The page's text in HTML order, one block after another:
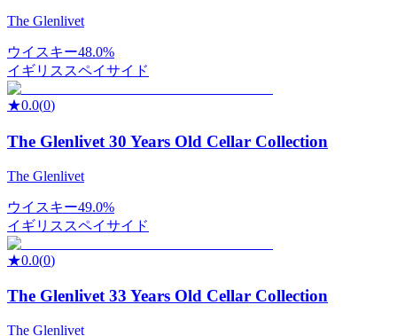
The Glenlivet
ウイスキー48.0%
イギリス スペイサイド
★0.0(0)
The Glenlivet 30 Years Old Cellar Collection
The Glenlivet
ウイスキー49.0%
イギリス スペイサイド
★0.0(0)
The Glenlivet 33 Years Old Cellar Collection
The Glenlivet